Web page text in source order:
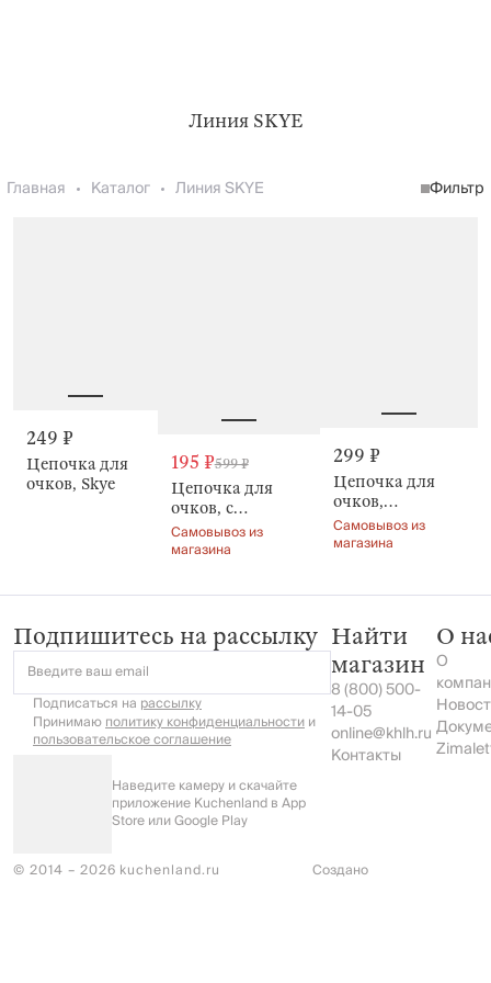
Линия SKYE
Главная Каталог Линия SKYE Фильтр
249 ₽
Цепочка для
очков, Skye
195 ₽599 ₽
Цепочка для
очков, с
подвеской, Skye
Самовывоз из
магазина
299 ₽
Цепочка для
очков,
Плетение, Skye
Самовывоз из
магазина
Подпишитесь на рассылку
Введите ваш email
Подписаться на рассылку
Принимаюполитику конфиденциальностии
пользовательское соглашение
Наведите камеру и скачайте
приложение Kuchenland в App
Store или Google Play
Найти
магазин
8 (800) 500-
14-05
online@khlh.ru
Контакты
О
О
© 2014 – 2026 kuchenland.ru Создано